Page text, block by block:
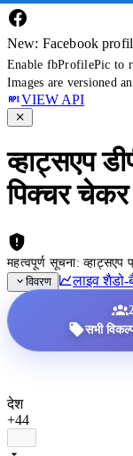
New: Facebook
Enable fbProfilePic to
Images are versioned
VIEW API
व्हाट्सएप
पिक्चर चेकर
महत्वपूर्ण सूचना: व्हाट्सएप
विवरण
लाइव
सभी
देश
+44